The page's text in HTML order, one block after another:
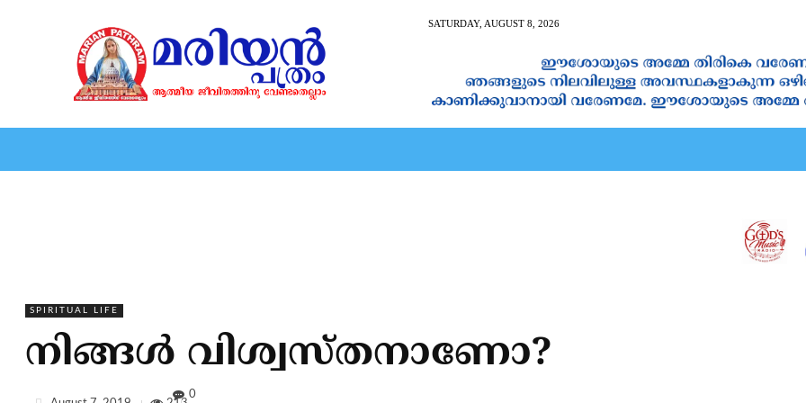
SATURDAY, AUGUST 8, 2026
SPIRITUAL LIFE
നിങ്ങള്‍ വിശ്വസ്തനാണോ?
0